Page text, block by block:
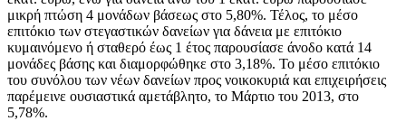
μικρή πτώση 4 μονάδων βάσεως στο 5,80%. Τέλος, το μέσο
επιτόκιο των στεγαστικών δανείων για δάνεια με επιτόκιο
κυμαινόμενο ή σταθερό έως 1 έτος παρουσίασε άνοδο κατά 14
μονάδες βάσης και διαμορφώθηκε στο 3,18%. Το μέσο επιτόκιο
του συνόλου των νέων δανείων προς νοικοκυριά και επιχειρήσεις
παρέμεινε ουσιαστικά αμετάβλητο, το Μάρτιο του 2013, στο
5,78%.